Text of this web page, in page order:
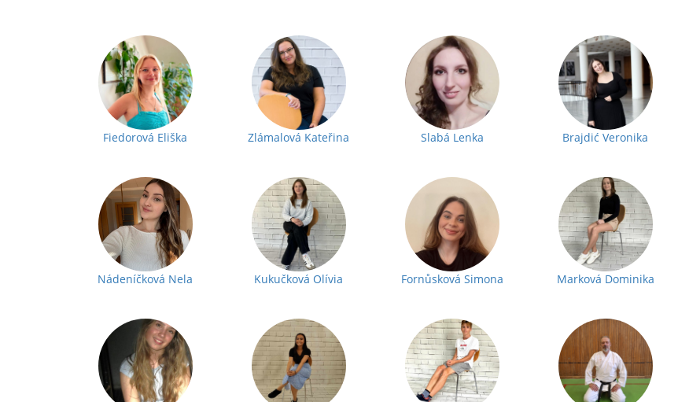
Fiedorová Eliška Zlámalová Kateřina Slabá Lenka Brajdić Veronika
Nádeníčková Nela Kukučková Olívia Fornůsková Simona Marková Dominika